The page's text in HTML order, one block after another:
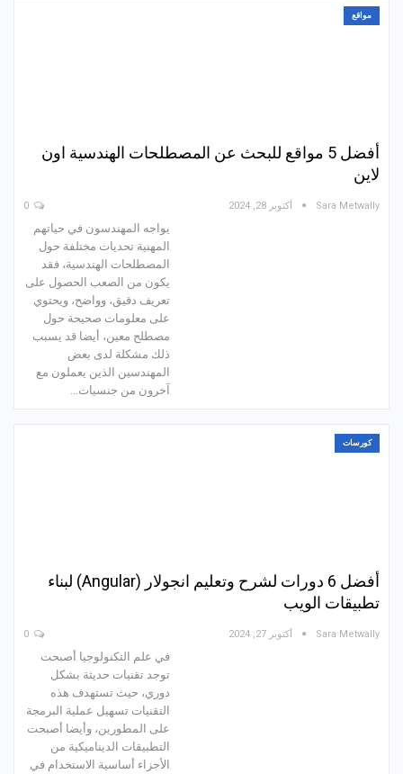
مواقع
أفضل 5 مواقع للبحث عن المصطلحات الهندسية اون
لاين
Sara Metwally أكتوبر 28, 2024
يواجه المهندسون في حياتهم
المهنية تحديات مختلفة حول
المصطلحات الهندسية، فقد
يكون من الصعب الحصول على
تعريف دقيق، وواضح، ويحتوي
على معلومات صحيحة حول
مصطلح معين، أيضا قد يسبب
ذلك مشكلة لدى بعض
المهندسين الذين يعملون مع
آخرون من جنسيات…
كورسات
أفضل 6 دورات لشرح وتعليم انجولار (Angular) لبناء
تطبيقات الويب
Sara Metwally أكتوبر 27, 2024
في علم التكنولوجيا أصبحت
توجد تقنيات حديثة بشكل
دوري، حيث تستهدف هذه
التقنيات تسهيل عملية البرمجة
على المطورين، وأيضا أصبحت
التطبيقات الديناميكية من
الأجزاء أساسية الاستخدام في